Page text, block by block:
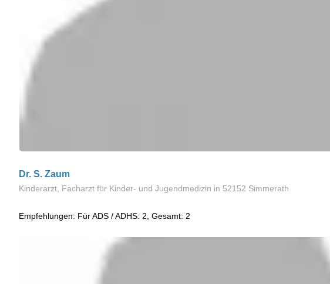
Dr. S. Zaum
Kinderarzt, Facharzt für Kinder- und Jugendmedizin in 52152 Simmerath
Empfehlungen: Für ADS / ADHS: 2, Gesamt: 2